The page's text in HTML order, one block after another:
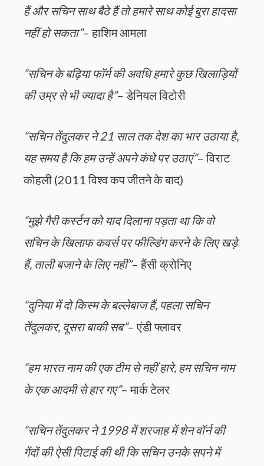
हैं और सचिन साथ बैठे हैं तो हमारे साथ कोई बुरा हादसा
नहीं हो सकता”– हाशिम आमला
“सचिन के बढ़िया फॉर्म की अवधि हमारे कुछ खिलाड़ियों
की उम्र से भी ज्यादा है”– डेनियल विटोरी
“सचिन तेंदुलकर ने 21 साल तक देश का भार उठाया है,
यह समय है कि हम उन्हें अपने कंधे पर उठाएं”– विराट
कोहली (2011 विश्व कप जीतने के बाद)
“मुझे गैरी कर्स्टन को याद दिलाना पड़ता था कि वो
सचिन के खिलाफ कवर्स पर फील्डिंग करने के लिए खड़े
हैं, ताली बजाने के लिए नहीं”– हैंसी क्रोनिए
“दुनिया में दो किस्म के बल्लेबाज हैं, पहला सचिन
तेंदुलकर, दूसरा बाकी सब”– एंडी फ्लावर
“हम भारत नाम की एक टीम से नहीं हारे, हम सचिन नाम
के एक आदमी से हार गए”– मार्क टेलर
“सचिन तेंदुलकर ने 1998 में शरजाह में शेन वॉर्न की
गेंदों की ऐसी पिटाई की थी कि सचिन उनके सपने में